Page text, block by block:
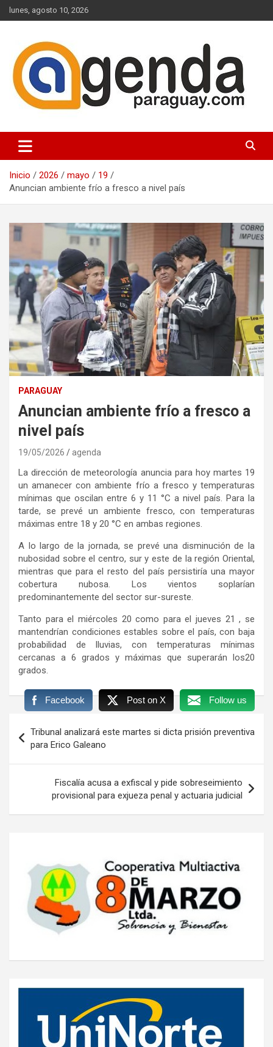
Saltar
al
lunes, agosto 10, 2026
Agenda Paraguay
Inicio 2026 mayo
19
Anuncian ambiente frío a fresco a nivel país
PARAGUAY
Anuncian ambiente frío a fresco a
nivel país
19/05/2026 agenda
La dirección de meteorología anuncia para hoy martes 19
un amanecer con ambiente frío a fresco y temperaturas
mínimas que oscilan entre 6 y 11 °C a nivel país. Para la
tarde, se prevé un ambiente fresco, con temperaturas
máximas entre 18 y 20 °C en ambas regiones.
A lo largo de la jornada, se prevé una disminución de la
nubosidad sobre el centro, sur y este de la región Oriental,
mientras que para el resto del país persistiría una mayor
cobertura nubosa. Los vientos soplarían
predominantemente del sector sur-sureste.
Tanto para el miércoles 20 como para el jueves 21 , se
mantendrían condiciones estables sobre el país, con baja
probabilidad de lluvias, con temperaturas mínimas
cercanas a 6 grados y máximas que superarán los20
grados.
Facebook Post on X Follow us
de
entradas
Tribunal analizará este martes si dicta prisión preventiva
para Erico Galeano
Fiscalía acusa a exfiscal y pide sobreseimiento
provisional para exjueza penal y actuaria judicial